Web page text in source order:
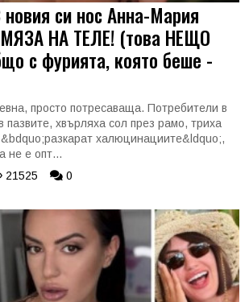
си нос Анна-Мария
НА ТЕЛЕ! (това НЕЩО
с фурията, която беше -
просто потресаваща. Потребители в
пазвите, хвърляха сол през рамо, триха
халюцинациите&ldquo;,
не е опт...
21525 0